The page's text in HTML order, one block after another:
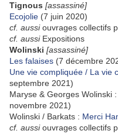
Tignous [assassiné]
Ecojolie (7 juin 2020)
cf. aussiouvrages collectifs
cf. aussi Expositions
Wolinski [assassiné]
Les falaises (7 décembre
Une vie compliquée / La vie
septembre 2021)
Maryse & Georges Wolinski :
novembre 2021)
Wolinski / Barkats : Merci
cf. aussiouvrages collectifs